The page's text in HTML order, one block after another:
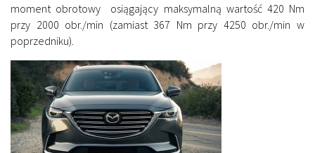
moment obrotowy osiągający maksymalną wartość 420 Nm
przy 2000 obr./min (zamiast 367 Nm przy 4250 obr./min w
poprzedniku).